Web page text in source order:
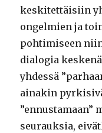
keskitettäisiin
ongelmien ja
pohtimiseen
dialogia
yhdessä
ainakin
”ennustamaan”
seurauksia,